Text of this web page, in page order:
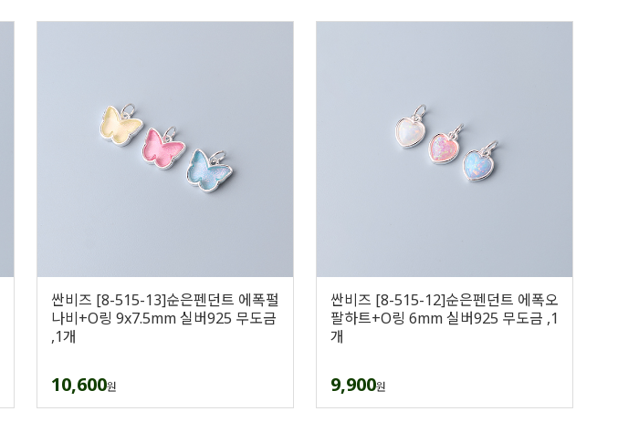
싼비즈 [8-515-13]순은펜던트 에폭펄
나비+O링 9x7.5mm 실버925 무도금
,1개
10,600원
싼비즈 [8-515-12]순은펜던트 에폭오
팔하트+O링 6mm 실버925 무도금 ,1
개
9,900원